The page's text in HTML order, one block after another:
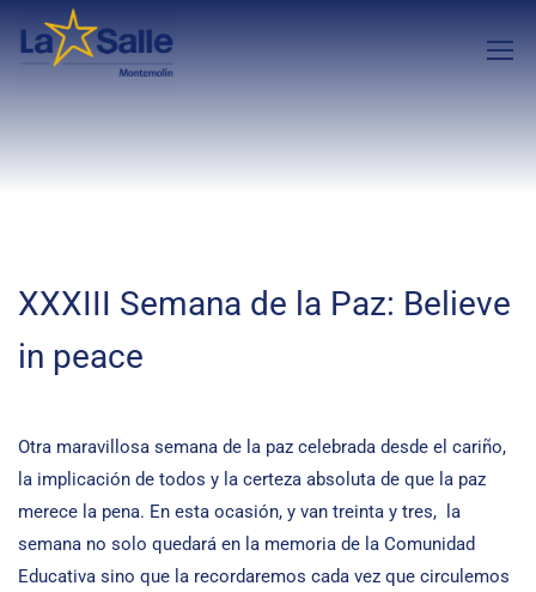
XXXIII Semana de la Paz: Believe
in peace
Otra maravillosa semana de la paz celebrada desde el cariño,
la implicación de todos y la certeza absoluta de que la paz
merece la pena. En esta ocasión, y van treinta y tres, la
semana no solo quedará en la memoria de la Comunidad
Educativa sino que la recordaremos cada vez que circulemos